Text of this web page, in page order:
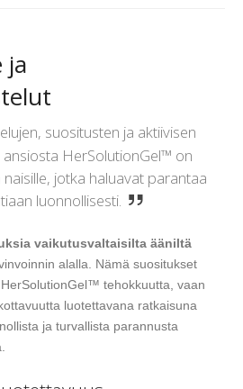
ja
suositusten ja aktiivisen
HerSolutionGel™ on
jotka haluavat parantaa
luonnollisesti.
vaikutusvaltaisilta ääniltä
alalla. Nämä suositukset
tehokkuutta, vaan
luotettavana ratkaisuna
ja turvallista parannusta